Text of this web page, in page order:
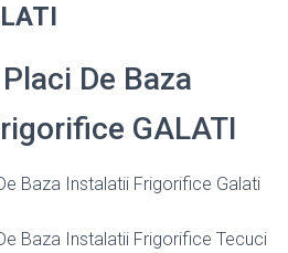
De Baza
GALATI
Baza Instalatii Frigorifice Galati
Baza Instalatii Frigorifice Tecuci